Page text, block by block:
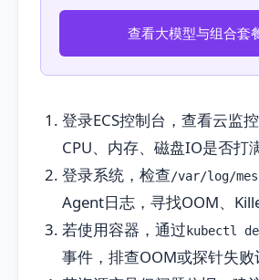
查看大模型与组合套
登录ECS控制台，查看云监
CPU、内存、磁盘IO是否打满
登录系统，检查/var/log/
Agent日志，寻找OOM、
若使用容器，通过kubectl
事件，排查OOM或探针失败